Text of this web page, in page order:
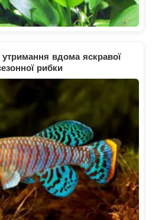
утримання вдома яскравої
рибки